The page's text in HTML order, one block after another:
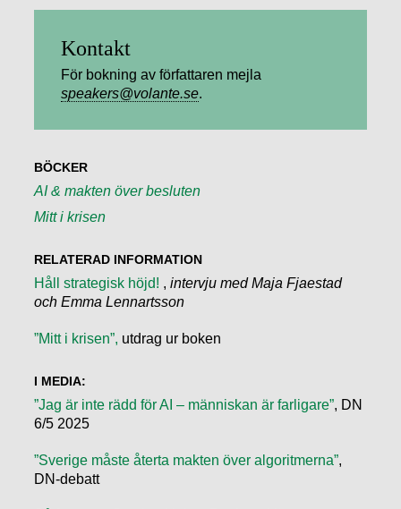
Kontakt
För bokning av författaren mejla
speakers@volante.se.
BÖCKER
AI & makten över besluten
Mitt i krisen
RELATERAD INFORMATION
Håll strategisk höjd! , intervju med Maja Fjaestad
och Emma Lennartsson
”Mitt i krisen”, utdrag ur boken
I MEDIA:
”Jag är inte rädd för AI – människan är farligare”, DN
6/5 2025
”Sverige måste återta makten över algoritmerna”,
DN-debatt